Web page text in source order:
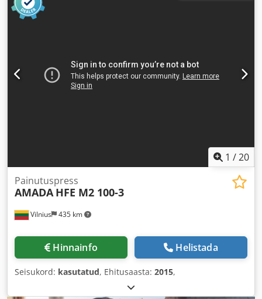
1 /20
Vilnius 435 km
Painutuspress
AMADA HFE M2 100-3
Hinnainfo Helistada
Seisukord: kasutatud, Ehitusaasta: 2015,